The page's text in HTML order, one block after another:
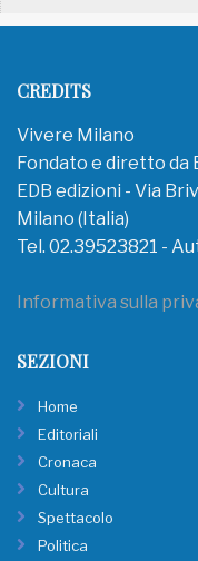
CREDITS
Vivere Milano
Fondato e diretto da
EDB edizioni - Via
Milano (Italia)
Tel. 02.39523821 -
Informativa sulla
SEZIONI
Home
Editoriali
Cronaca
Cultura
Spettacolo
Politica